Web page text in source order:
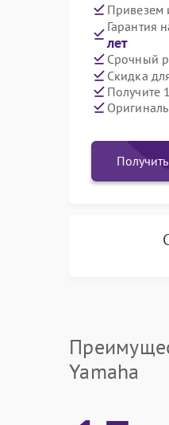
Привезем
Гарантия
лет
Срочный
Скидка
Получите
Yamaha